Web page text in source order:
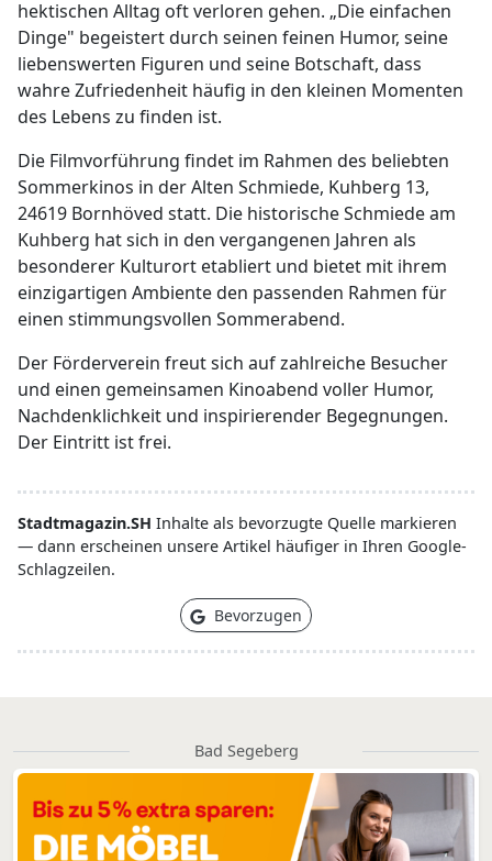
hektischen Alltag oft verloren gehen. „Die einfachen
Dinge" begeistert durch seinen feinen Humor, seine
liebenswerten Figuren und seine Botschaft, dass
wahre Zufriedenheit häufig in den kleinen Momenten
des Lebens zu finden ist.
Die Filmvorführung findet im Rahmen des beliebten
Sommerkinos in der Alten Schmiede, Kuhberg 13,
24619 Bornhöved statt. Die historische Schmiede am
Kuhberg hat sich in den vergangenen Jahren als
besonderer Kulturort etabliert und bietet mit ihrem
einzigartigen Ambiente den passenden Rahmen für
einen stimmungsvollen Sommerabend.
Der Förderverein freut sich auf zahlreiche Besucher
und einen gemeinsamen Kinoabend voller Humor,
Nachdenklichkeit und inspirierender Begegnungen.
Der Eintritt ist frei.
Stadtmagazin.SH Inhalte als bevorzugte Quelle markieren
— dann erscheinen unsere Artikel häufiger in Ihren Google-
Schlagzeilen.
Bevorzugen
Bad Segeberg